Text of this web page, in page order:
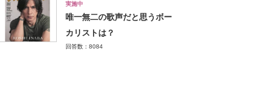
実施中
唯一無二の歌声だと思うボー
カリストは？
回答数：8084